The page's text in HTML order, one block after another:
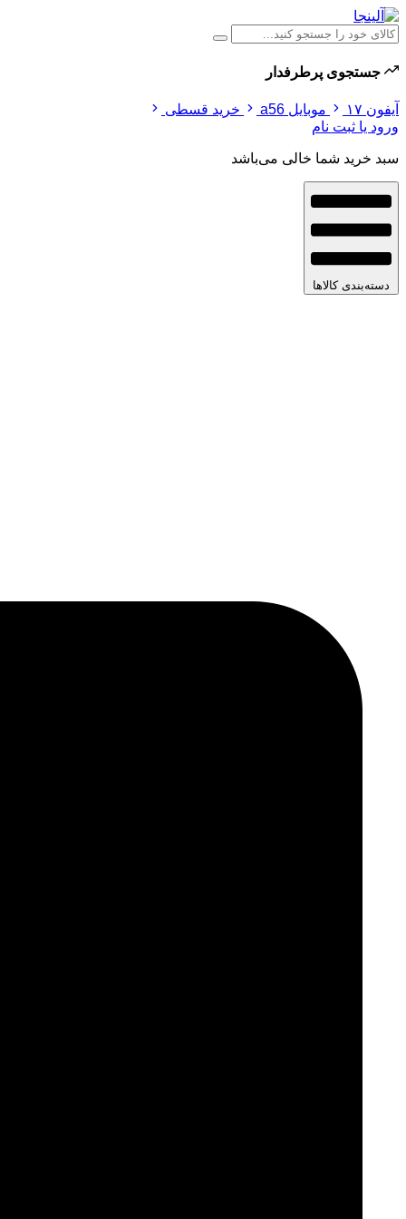
جستجوی پرطرفدار
آیفون ۱۷ موبایل a56
خرید قسطی
ورود یا ثبت نام
سبد خرید شما خالی می‌باشد
دسته‌بندی کالاها